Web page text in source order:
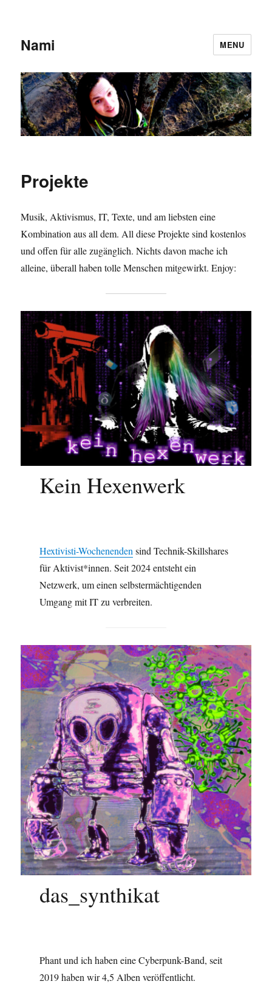
Nami MENU
Projekte
Musik, Aktivismus, IT, Texte, und am liebsten eine
Kombination aus all dem. All diese Projekte sind kostenlos
und offen für alle zugänglich. Nichts davon mache ich
alleine, überall haben tolle Menschen mitgewirkt. Enjoy:
Kein Hexenwerk
Hextivisti-Wochenendensind Technik-Skillshares
für Aktivist*innen. Seit 2024 entsteht ein
Netzwerk, um einen selbstermächtigenden
Umgang mit IT zu verbreiten.
das_synthikat
Phant und ich haben eine Cyberpunk-Band, seit
2019 haben wir 4,5 Alben veröffentlicht.